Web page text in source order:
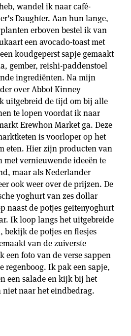
wandel ik naar café-
Daughter. Aan hun lange,
erboven bestel ik van
een avocado-toast met
koudgeperst sapje gemaakt
gember, reishi-paddenstoel
ingrediënten. Na mijn
over Abbot Kinney
uitgebreid de tijd om bij alle
te lopen voordat ik naar
Erewhon Market ga. Deze
is voorloper op het
eten. Hier zijn producten van
vernieuwende ideeën te
maar als Nederlander
ook weer over de prijzen. De
yoghurt van zes dollar
naast de potjes geitenyoghurt
Ik loop langs het uitgebreide
bekijk de potjes en flesjes
van de zuiverste
een foto van de verse sappen
regenboog. Ik pak een sapje,
een salade en kijk bij het
niet naar het eindbedrag.